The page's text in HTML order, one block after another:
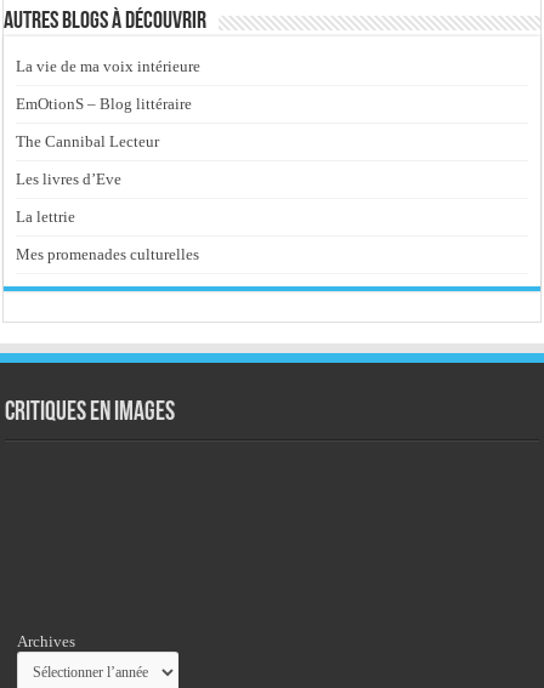
Autres blogs à découvrir
La vie de ma voix intérieure
EmOtionS – Blog littéraire
The Cannibal Lecteur
Les livres d’Eve
La lettrie
Mes promenades culturelles
Critiques en images
Archives